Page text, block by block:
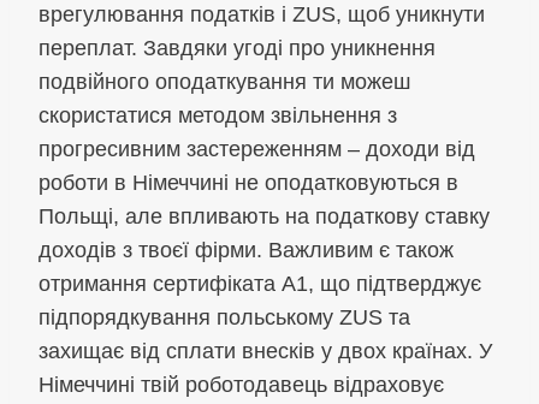
врегулювання податків і ZUS, щоб уникнути
переплат. Завдяки угоді про уникнення
подвійного оподаткування ти можеш
скористатися методом звільнення з
прогресивним застереженням – доходи від
роботи в Німеччині не оподатковуються в
Польщі, але впливають на податкову ставку
доходів з твоєї фірми. Важливим є також
отримання сертифіката A1, що підтверджує
підпорядкування польському ZUS та
захищає від сплати внесків у двох країнах. У
Німеччині твій роботодавець відраховує